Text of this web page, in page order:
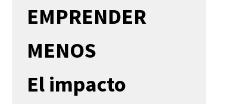
EMPRENDER
MENOS
El impacto